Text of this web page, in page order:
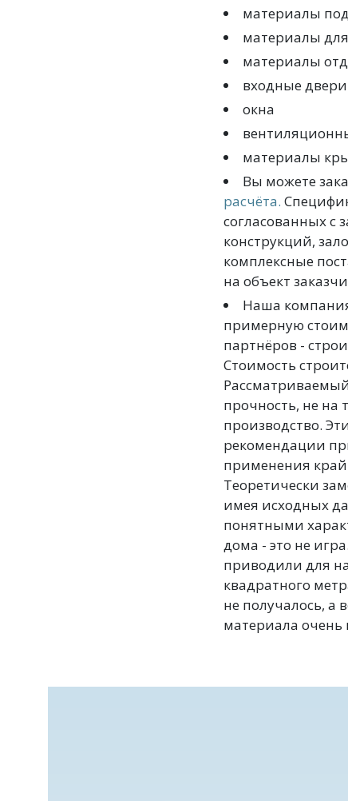
материалы
материалы
материалы
входные двери
окна
материалы
Вы можете
расчёта.
согласованных с
конструкций,
комплексные
на объект
Наша
примерную
партнёров -
Стоимость
прочность, не на
производство.
рекомендации
применения
Теоретически
имея исходных
понятными
дома - это не
приводили для
квадратного
не получалось, а
материала очень